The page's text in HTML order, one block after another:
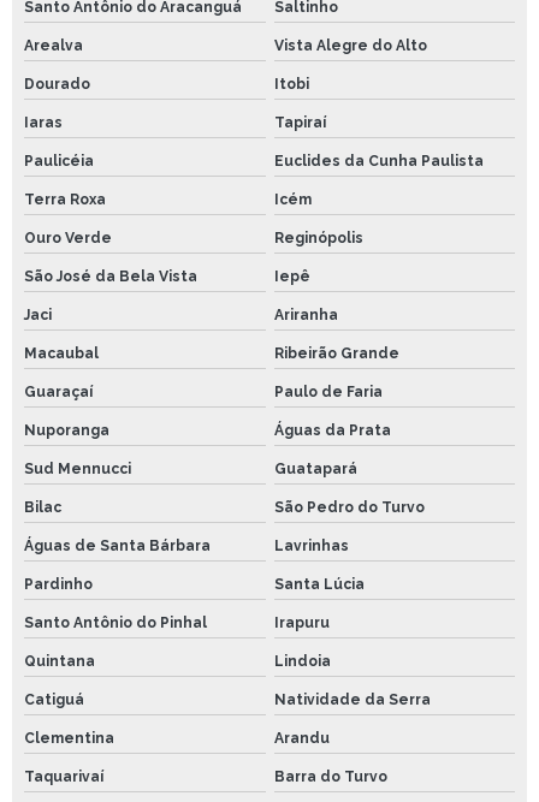
Santo Antônio do Aracanguá Saltinho
Arealva Vista Alegre do Alto
Dourado Itobi
Iaras Tapiraí
Paulicéia Euclides da Cunha Paulista
Terra Roxa Icém
Ouro Verde Reginópolis
São José da Bela Vista Iepê
Jaci Ariranha
Macaubal Ribeirão Grande
Guaraçaí Paulo de Faria
Nuporanga Águas da Prata
Sud Mennucci Guatapará
Bilac São Pedro do Turvo
Águas de Santa Bárbara Lavrinhas
Pardinho Santa Lúcia
Santo Antônio do Pinhal Irapuru
Quintana Lindoia
Catiguá Natividade da Serra
Clementina Arandu
Taquarivaí Barra do Turvo